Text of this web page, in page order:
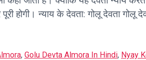
होगी। न्याय के देवता: गोलू देवता गोलू
, Golu Devta Almora In Hindi, Nyay